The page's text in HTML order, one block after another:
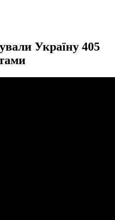
Україну 405